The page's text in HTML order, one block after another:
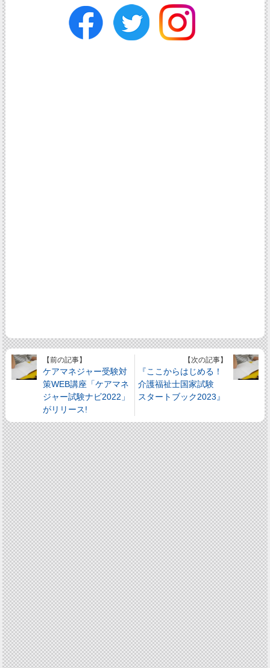
【前の記事】
ケアマネジャー受験対
策WEB講座「ケアマネ
ジャー試験ナビ2022」
がリリース!
【次の記事】
『ここからはじめる！
介護福祉士国家試験
スタートブック2023』